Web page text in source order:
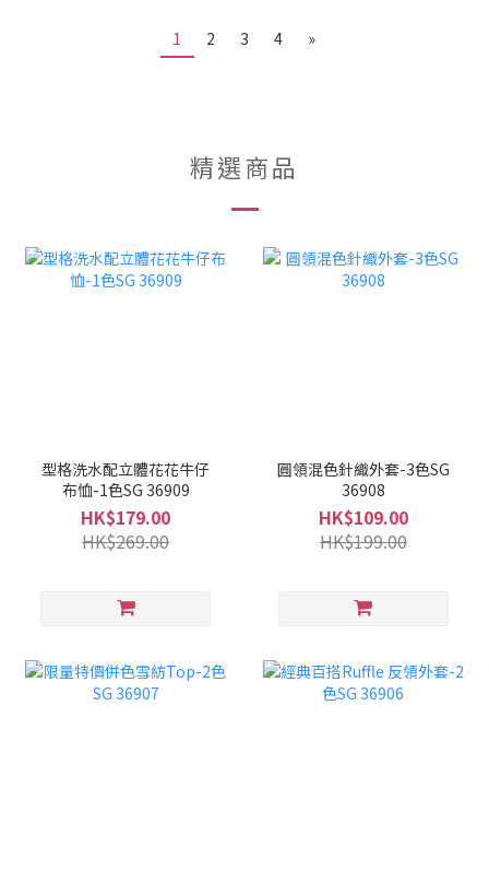
1 2 3 4 »
精選商品
型格洗水配立體花花牛仔
布恤-1色SG 36909
HK$179.00
HK$269.00
圓領混色針織外套-3色SG
36908
HK$109.00
HK$199.00